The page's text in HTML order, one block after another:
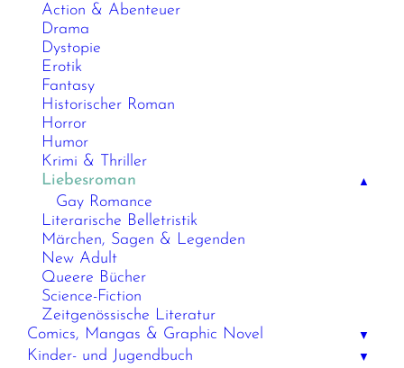
Action & Abenteuer
Drama
Dystopie
Erotik
Fantasy
Historischer Roman
Horror
Humor
Krimi & Thriller
Liebesroman
▲
Gay Romance
Literarische Belletristik
Märchen, Sagen & Legenden
New Adult
Queere Bücher
Science-Fiction
Zeitgenössische Literatur
Comics, Mangas & Graphic Novel
▼
Kinder- und Jugendbuch ▼